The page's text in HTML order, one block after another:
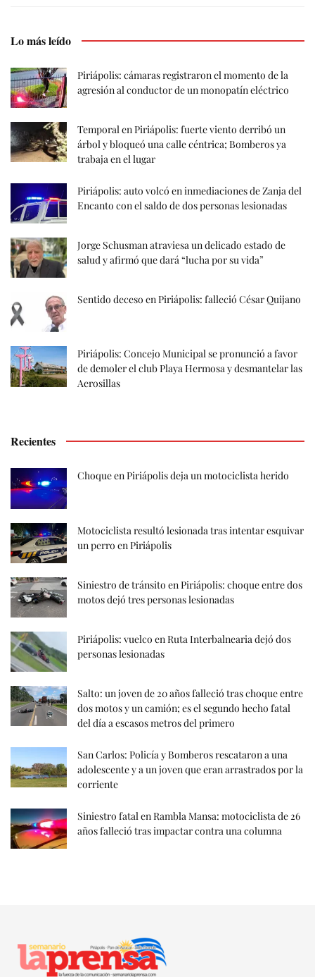
Lo más leído
Piriápolis: cámaras registraron el momento de la
agresión al conductor de un monopatín eléctrico
Temporal en Piriápolis: fuerte viento derribó un
árbol y bloqueó una calle céntrica; Bomberos ya
trabaja en el lugar
Piriápolis: auto volcó en inmediaciones de Zanja del
Encanto con el saldo de dos personas lesionadas
Jorge Schusman atraviesa un delicado estado de
salud y afirmó que dará “lucha por su vida”
Sentido deceso en Piriápolis: falleció César Quijano
Piriápolis: Concejo Municipal se pronunció a favor
de demoler el club Playa Hermosa y desmantelar las
Aerosillas
Recientes
Choque en Piriápolis deja un motociclista herido
Motociclista resultó lesionada tras intentar esquivar
un perro en Piriápolis
Siniestro de tránsito en Piriápolis: choque entre dos
motos dejó tres personas lesionadas
Piriápolis: vuelco en Ruta Interbalnearia dejó dos
personas lesionadas
Salto: un joven de 20 años falleció tras choque entre
dos motos y un camión; es el segundo hecho fatal
del día a escasos metros del primero
San Carlos: Policía y Bomberos rescataron a una
adolescente y a un joven que eran arrastrados por la
corriente
Siniestro fatal en Rambla Mansa: motociclista de 26
años falleció tras impactar contra una columna